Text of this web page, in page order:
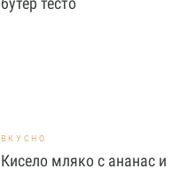
ВКУСНО
Кисело мляко с ананас и